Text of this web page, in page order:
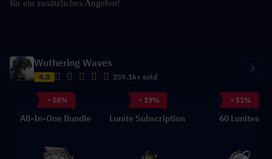
für ein zusätzliches Angebot!
Wuthering Waves
4.8 259.1k+ sold
- 18%
All-In-One Bundle
- 19%
Lunite Subscription
- 11%
60 Lunites